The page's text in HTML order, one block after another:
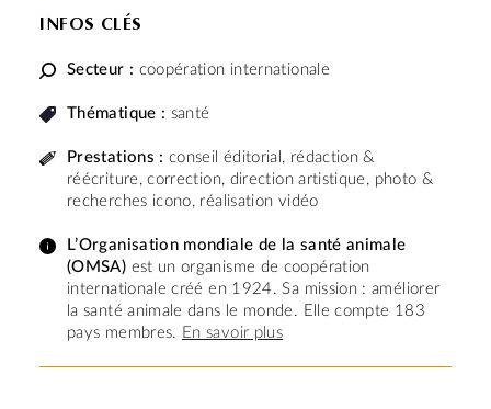
INFOS CLÉS
Secteur : coopération internationale
Thématique : santé
Prestations : conseil éditorial, rédaction &
réécriture, correction, direction artistique, photo &
recherches icono, réalisation vidéo
L’Organisation mondiale de la santé animale
(OMSA) est un organisme de coopération
internationale créé en 1924. Sa mission : améliorer
la santé animale dans le monde. Elle compte 183
pays membres. En savoir plus